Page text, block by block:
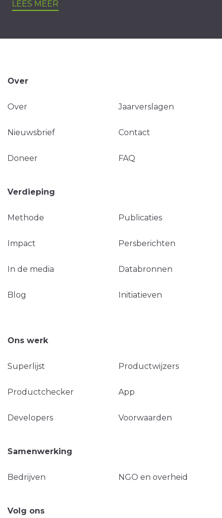
LEES MEER
Over
Over Jaarverslagen
Nieuwsbrief Contact
Doneer FAQ
Verdieping
Methode Publicaties
Impact Persberichten
In de media Databronnen
Blog Initiatieven
Ons werk
Superlijst Productwijzers
Productchecker App
Developers Voorwaarden
Samenwerking
Bedrijven NGO en overheid
Volg ons